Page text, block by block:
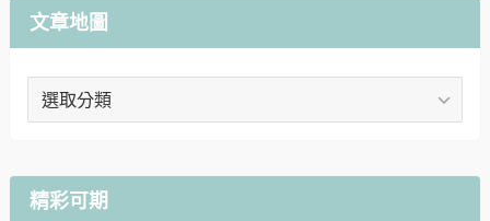
文章地圖
文
精彩可期